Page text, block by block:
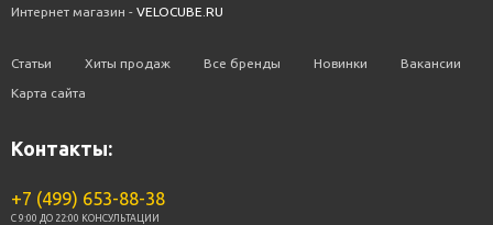
Интернет магазин - VELOCUBE.RU
Статьи Хиты продаж Все бренды Новинки Вакансии
Карта сайта
Контакты:
+7 (499) 653-88-38
C 9:00 ДО 22:00 КОНСУЛЬТАЦИИ